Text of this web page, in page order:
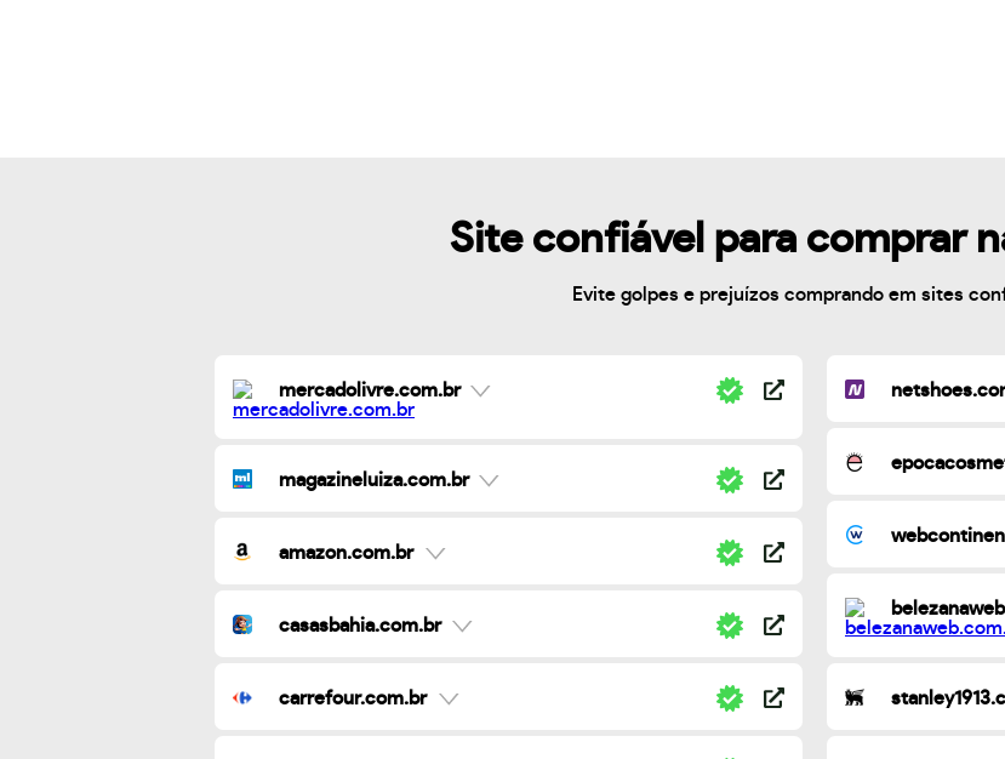
Site confiável para comprar
Evite golpes e prejuízos comprando em sites
mercadolivre.com.br
magazineluiza.com.br
amazon.com.br
casasbahia.com.br
carrefour.com.br